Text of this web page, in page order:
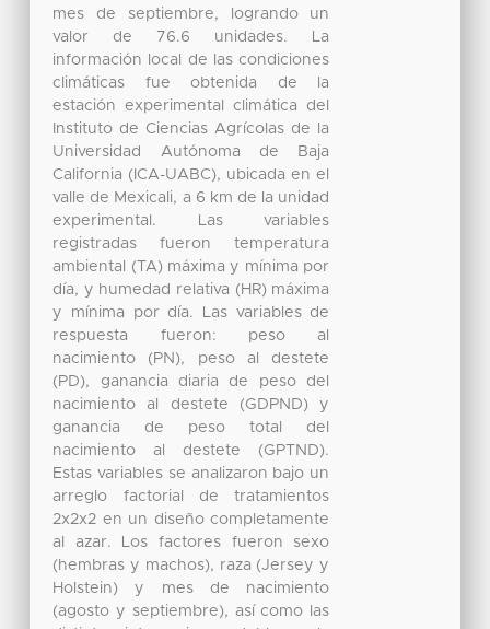
mes de septiembre, logrando un
valor de 76.6 unidades. La
información local de las condiciones
climáticas fue obtenida de la
estación experimental climática del
Instituto de Ciencias Agrícolas de la
Universidad Autónoma de Baja
California (ICA-UABC), ubicada en el
valle de Mexicali, a 6 km de la unidad
experimental. Las variables
registradas fueron temperatura
ambiental (TA) máxima y mínima por
día, y humedad relativa (HR) máxima
y mínima por día. Las variables de
respuesta fueron: peso al
nacimiento (PN), peso al destete
(PD), ganancia diaria de peso del
nacimiento al destete (GDPND) y
ganancia de peso total del
nacimiento al destete (GPTND).
Estas variables se analizaron bajo un
arreglo factorial de tratamientos
2x2x2 en un diseño completamente
al azar. Los factores fueron sexo
(hembras y machos), raza (Jersey y
Holstein) y mes de nacimiento
(agosto y septiembre), así como las